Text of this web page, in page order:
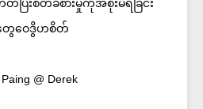
ြီးစိတ်ခံစားမှုကိုအစိုးမရခြင်း
ေဝေဒွိဟစိတ်
@ Derek